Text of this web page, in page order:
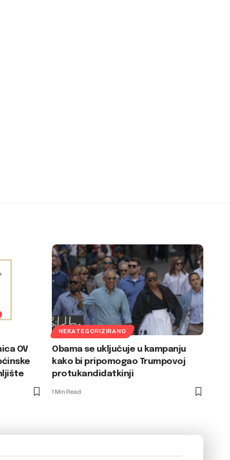
OV
NEKATEGORIZIRANO
Obama se uključuje u kampanju
kako bi pripomogao Trumpovoj
protukandidatkinji
1 Min Read